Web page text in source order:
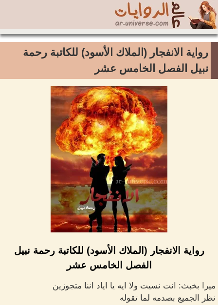
رواية الانفجار (الملاك الأسود) للكاتبة رحمة
نبيل الفصل الخامس عشر
رواية الانفجار (الملاك الأسود) للكاتبة رحمة نبيل
الفصل الخامس عشر
ميرا بخبث: انت نسيت ولا ايه يا اياد اننا متجوزين
نظر الجميع بصدمه لما تقوله